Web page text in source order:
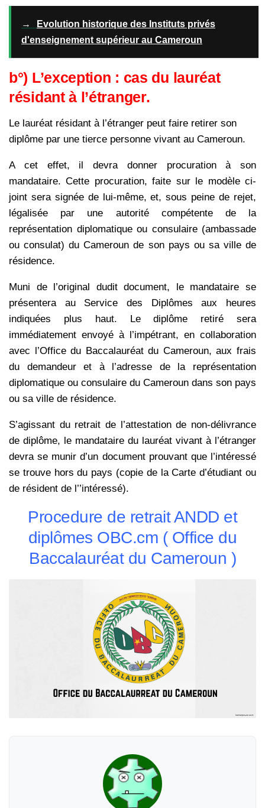
→
Evolution historique des Instituts privés
d'enseignement supérieur au Cameroun
b°) L’exception : cas du lauréat
résidant à l’étranger.
Le lauréat résidant à l’étranger peut faire retirer son
diplôme par une tierce personne vivant au Cameroun.
A cet effet, il devra donner procuration à son
mandataire. Cette procuration, faite sur le modèle ci-
joint sera signée de lui-même, et, sous peine de rejet,
légalisée par une autorité compétente de la
représentation diplomatique ou consulaire (ambassade
ou consulat) du Cameroun de son pays ou sa ville de
résidence.
Muni de l’original dudit document, le mandataire se
présentera au Service des Diplômes aux heures
indiquées plus haut. Le diplôme retiré sera
immédiatement envoyé à l’impétrant, en collaboration
avec l’Office du Baccalauréat du Cameroun, aux frais
du demandeur et à l’adresse de la représentation
diplomatique ou consulaire du Cameroun dans son pays
ou sa ville de résidence.
S’agissant du retrait de l’attestation de non-délivrance
de diplôme, le mandataire du lauréat vivant à l’étranger
devra se munir d’un document prouvant que l’intéressé
se trouve hors du pays (copie de la Carte d’étudiant ou
de résident de l’’intéressé).
Procedure de retrait ANDD et
diplômes OBC.cm ( Office du
Baccalauréat du Cameroun )